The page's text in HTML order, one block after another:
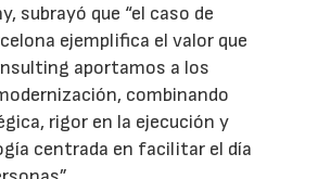
subrayó que “el caso de
ejemplifica el valor que
aportamos a los
combinando
rigor en la ejecución y
centrada en facilitar el día